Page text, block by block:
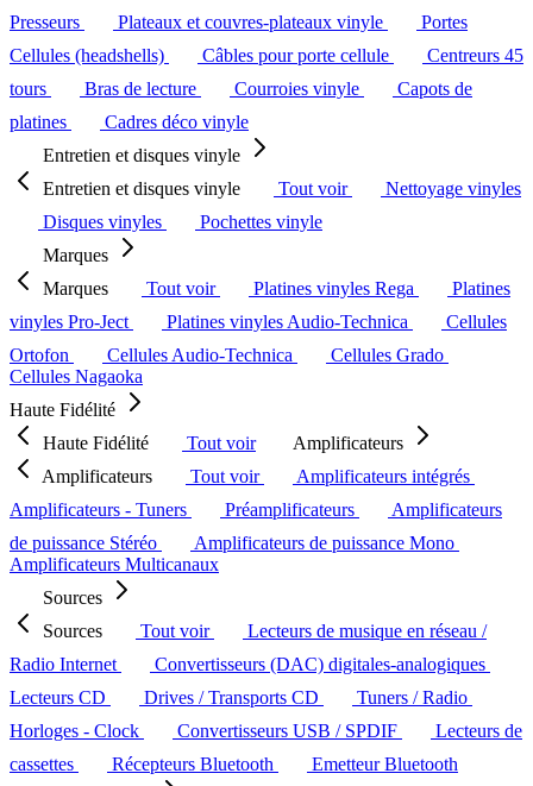
Presseurs
Plateaux et couvres-plateaux vinyle
Portes
Cellules (headshells)
Câbles pour porte cellule
Centreurs 45
tours
Bras de lecture Courroies vinyle
Capots de
platines
Cadres déco vinyle
Entretien et disques vinyle
Entretien et disques vinyle
Tout voir
Nettoyage vinyles
Disques vinyles
Pochettes vinyle
Marques
Marques
Tout voir Platines vinyles Rega
Platines
vinyles Pro-Ject
Platines vinyles Audio-Technica
Cellules
Ortofon
Cellules Audio-Technica
Cellules Grado
Cellules Nagaoka
Haute Fidélité
Haute Fidélité
Tout voir
Amplificateurs
Amplificateurs
Tout voir
Amplificateurs intégrés
Amplificateurs - Tuners
Préamplificateurs
Amplificateurs
de puissance Stéréo
Amplificateurs de puissance Mono
Amplificateurs Multicanaux
Sources
Sources
Tout voir
Lecteurs de musique en réseau /
Radio Internet
Convertisseurs (DAC) digitales-analogiques
Lecteurs CD
Drives / Transports CD
Tuners / Radio
Horloges - Clock
Convertisseurs USB / SPDIF
Lecteurs de
cassettes
Récepteurs Bluetooth
Emetteur Bluetooth